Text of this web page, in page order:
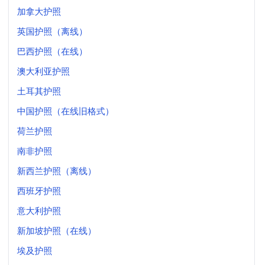
加拿大护照
英国护照（离线）
巴西护照（在线）
澳大利亚护照
土耳其护照
中国护照（在线旧格式）
荷兰护照
南非护照
新西兰护照（离线）
西班牙护照
意大利护照
新加坡护照（在线）
埃及护照